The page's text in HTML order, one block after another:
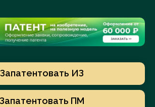
Запатентовать ИЗ
Запатентовать ПМ